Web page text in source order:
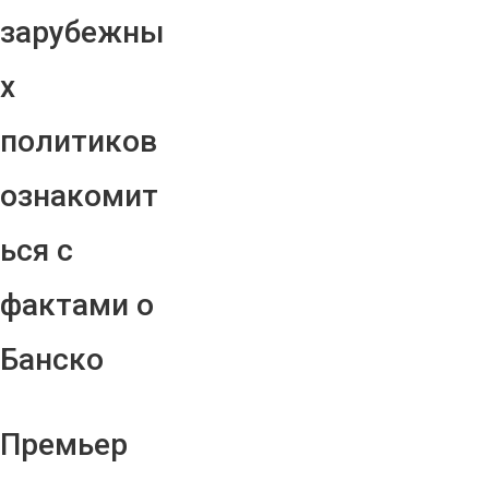
зарубежны
х
политиков
ознакомит
ься с
фактами о
Банско
Премьер